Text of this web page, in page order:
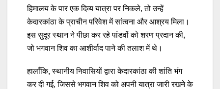
हिमालय के पार एक दिव्य यात्रा पर निकले, तो उन्हें
केदारकांठा के प्राचीन परिवेश में सांत्वना और आश्रय मिला।
इस सुदूर स्थान ने पीछा कर रहे पांडवों को शरण प्रदान की,
जो भगवान शिव का आशीर्वाद पाने की तलाश में थे।
हालाँकि, स्थानीय निवासियों द्वारा केदारकांठा की शांति भंग
कर दी गई, जिससे भगवान शिव को अपनी यात्रा जारी रखने के